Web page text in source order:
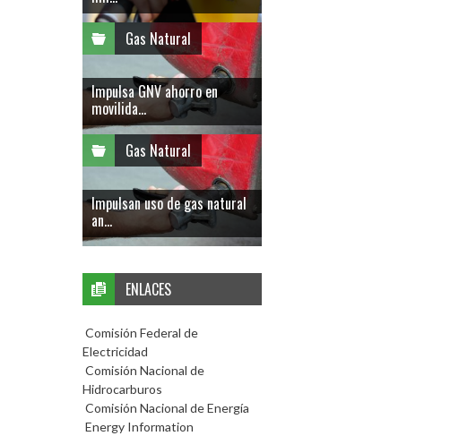
Gas Natural
Impulsa GNV ahorro en
movilida...
Gas Natural
Impulsan uso de gas natural
an...
ENLACES
Comisión Federal de
Electricidad
Comisión Nacional de
Hidrocarburos
Comisión Nacional de Energía
Energy Information